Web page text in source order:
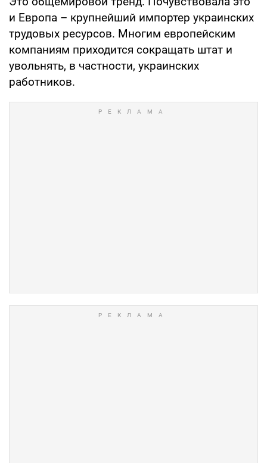
и Европа – крупнейший импортер украинских
трудовых ресурсов. Многим европейским
компаниям приходится сокращать штат и
увольнять, в частности, украинских
работников.